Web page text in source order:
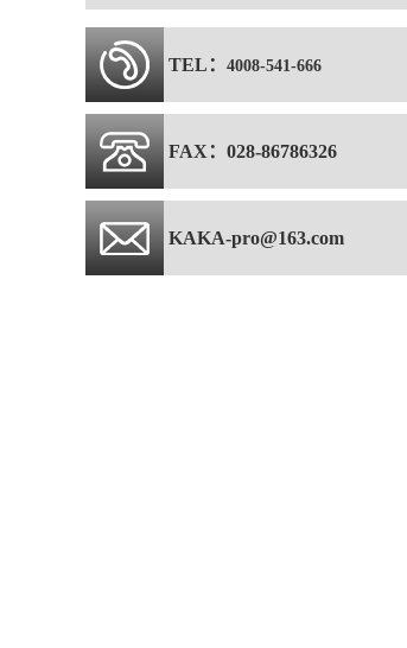
TEL： 4008-541-666
FAX：028-86786326
KAKA-pro@163.com